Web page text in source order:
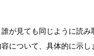
誰が見ても同じように読
について、具体的に示し